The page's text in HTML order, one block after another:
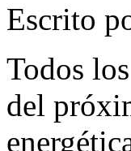
Escrito
Todos
del